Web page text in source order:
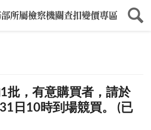
批，有意購買者，請於
日10時到場競買。 (已